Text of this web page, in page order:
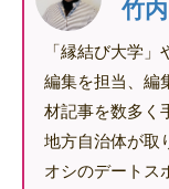
竹
「縁結び大学
編集を担当、編
材記事を数多く
地方自治体が取
オシのデートス